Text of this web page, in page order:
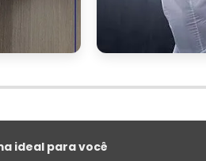
ozonização e
do sistema de ar
desagradáveis ou
ideal para você